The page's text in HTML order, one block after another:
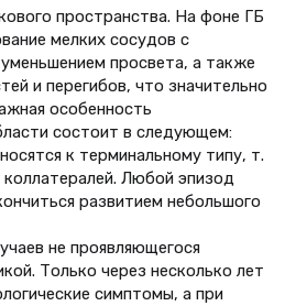
пространства. На фоне ГБ
мелких сосудов с
просвета, а также
и перегибов, что значительно
особенность
состоит в следующем:
к терминальному типу, т.
Любой эпизод
развитием небольшого
не проявляющегося
Только через несколько лет
симптомы, а при